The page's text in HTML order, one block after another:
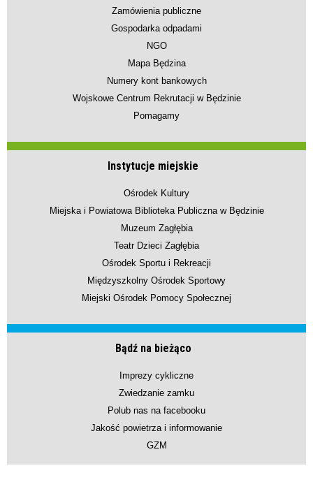
Zamówienia publiczne
Gospodarka odpadami
NGO
Mapa Będzina
Numery kont bankowych
Wojskowe Centrum Rekrutacji w Będzinie
Pomagamy
Instytucje miejskie
Ośrodek Kultury
Miejska i Powiatowa Biblioteka Publiczna w Będzinie
Muzeum Zagłębia
Teatr Dzieci Zagłębia
Ośrodek Sportu i Rekreacji
Międzyszkolny Ośrodek Sportowy
Miejski Ośrodek Pomocy Społecznej
Bądź na bieżąco
Imprezy cykliczne
Zwiedzanie zamku
Polub nas na facebooku
Jakość powietrza i informowanie
GZM